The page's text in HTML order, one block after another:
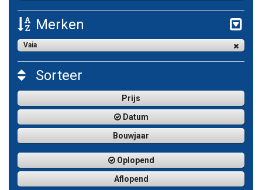
Merken
Vaia
Sorteer
Prijs
Datum
Bouwjaar
Oplopend
Aflopend